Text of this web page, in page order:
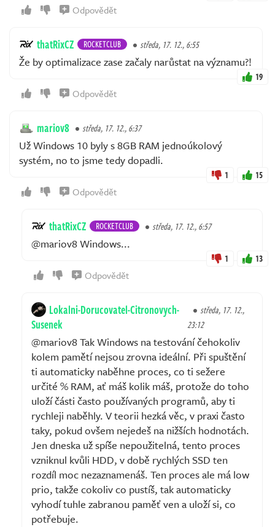
Odpovědět
thatRixCZ ROCKETCLUB středa, 17. 12., 6:55
Že by optimalizace zase začaly narůstat na významu?!
19
Odpovědět
mariov8 středa, 17. 12., 6:37
Už Windows 10 byly s 8GB RAM jednoúkolový
systém, no to jsme tedy dopadli.
1 15
Odpovědět
thatRixCZ ROCKETCLUB středa, 17. 12., 6:57
@mariov8 Windows...
1 13
Odpovědět
Lokalni-Dorucovatel-Citronovych-
Susenek
středa, 17. 12.,
23:12
@mariov8 Tak Windows na testování čehokoliv
kolem pamětí nejsou zrovna ideální. Při spuštění
ti automaticky naběhne proces, co ti sežere
určité % RAM, ať máš kolik máš, protože do toho
uloží části často používaných programů, aby ti
rychleji naběhly. V teorii hezká věc, v praxi často
taky, pokud ovšem nejedeš na nižších hodnotách.
Jen dneska už spíše nepoužitelná, tento proces
vzniknul kvůli HDD, v době rychlých SSD ten
rozdíl moc nezaznamenáš. Ten proces ale má low
prio, takže cokoliv co pustíš, tak automaticky
vyhodí tuhle zabranou paměť ven a uloží si, co
potřebuje.